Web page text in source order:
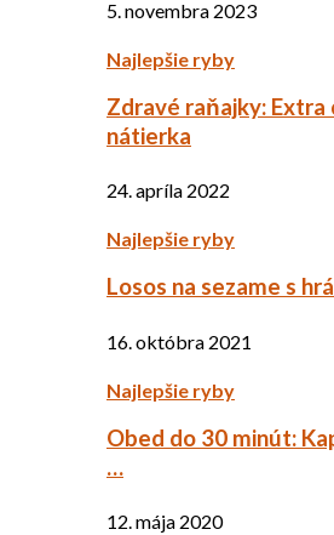
5. novembra 2023
Najlepšie ryby
Zdravé raňajky: Extra
nátierka
24. apríla 2022
Najlepšie ryby
Losos na sezame s
16. októbra 2021
Najlepšie ryby
Obed do 30 minút:
…
12. mája 2020